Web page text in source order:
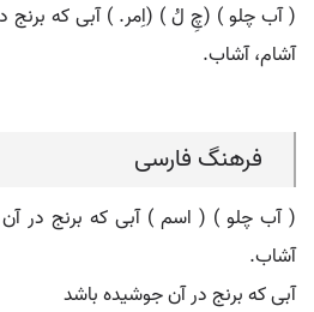
( آب چلو ) (چِ لُ ) (اِمر. ) آبی که برنج
آشام، آشاب.
فرهنگ فارسی
( آب چلو ) ( اسم ) آبی که برنج در
آشاب.
آبی که برنج در آن جوشیده باشد